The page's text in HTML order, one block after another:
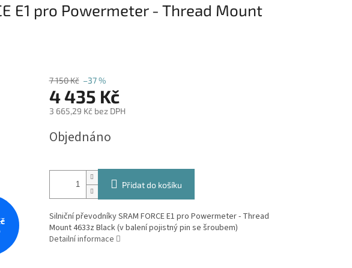
E1 pro Powermeter - Thread Mount
7 150 Kč –37 %
4 435 Kč
3 665,29 Kč bez DPH
cena:
Objednáno
Přidat do košíku
Silniční převodníky SRAM FORCE E1 pro Powermeter - Thread
Mount 4633z Black (v balení pojistný pin se šroubem)
Detailní informace